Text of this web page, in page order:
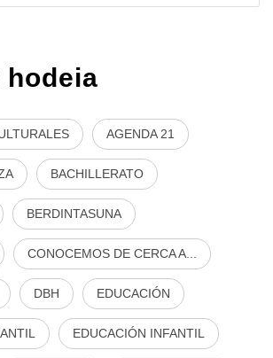
hodeia
AGENDA 21
BACHILLERATO
BERDINTASUNA
CONOCEMOS DE CERCA A...
DBH EDUCACIÓN
EDUCACIÓN INFANTIL